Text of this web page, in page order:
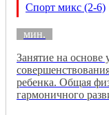
Спорт микс (2-6)
мин.
Занятие на основе
ребенка. Общая
гармоничного